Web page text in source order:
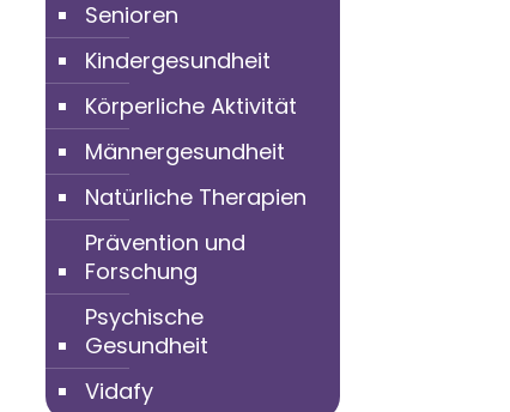
Senioren
Kindergesundheit
Körperliche Aktivität
Männergesundheit
Natürliche Therapien
Prävention und
Forschung
Psychische
Gesundheit
Vidafy